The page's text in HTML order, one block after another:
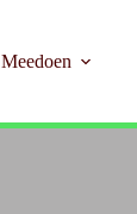
Meedoen